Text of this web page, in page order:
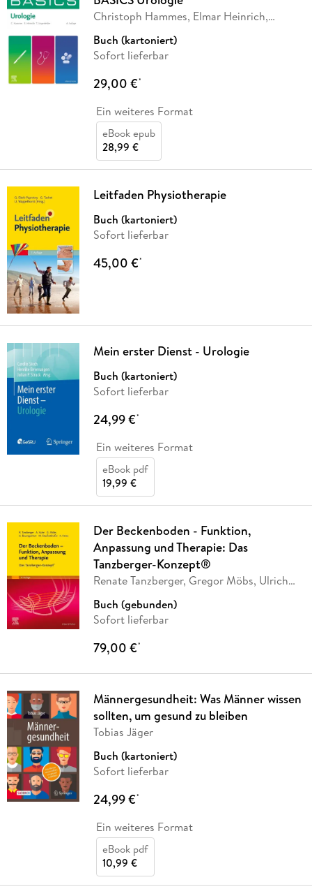
Christoph Hammes, Elmar Heinrich,
Buch (kartoniert)
Sofort lieferbar
29,00 €*
Ein weiteres Format
eBook epub
28,99 €
Leitfaden Physiotherapie
Buch (kartoniert)
Sofort lieferbar
45,00 €*
Mein erster Dienst - Urologie
Buch (kartoniert)
Sofort lieferbar
24,99 €*
Ein weiteres Format
eBook pdf
19,99 €
Der Beckenboden - Funktion,
Anpassung und Therapie: Das
Tanzberger-Konzept®
Renate Tanzberger, Gregor Möbs, Ulrich…
Buch (gebunden)
Sofort lieferbar
79,00 €*
Männergesundheit: Was Männer wissen
sollten, um gesund zu bleiben
Tobias Jäger
Buch (kartoniert)
Sofort lieferbar
24,99 €*
Ein weiteres Format
eBook pdf
10,99 €